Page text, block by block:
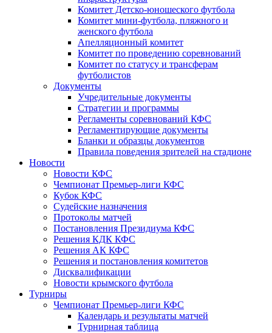
Комитет Детско-юношеского футбола
Комитет мини-футбола, пляжного и
женского футбола
Апелляционный комитет
Комитет по проведению соревнований
Комитет по статусу и трансферам
футболистов
Документы
Учредительные документы
Стратегии и программы
Регламенты соревнований КФС
Регламентирующие документы
Бланки и образцы документов
Правила поведения зрителей на стадионе
Новости
Новости КФС
Чемпионат Премьер-лиги КФС
Кубок КФС
Судейские назначения
Протоколы матчей
Постановления Президиума КФС
Решения КДК КФС
Решения АК КФС
Решения и постановления комитетов
Дисквалификации
Новости крымского футбола
Турниры
Чемпионат Премьер-лиги КФС
Календарь и результаты матчей
Турнирная таблица